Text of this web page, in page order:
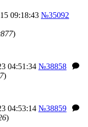
09:18:43 №35092
)
04:51:34 №38858
)
04:53:14 №38859
)